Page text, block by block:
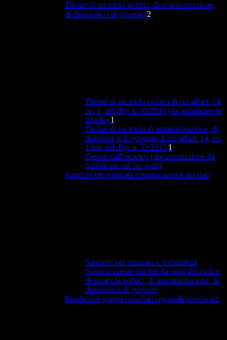
Titolari di incarichi politici, di amministrazione,
di direzione o di governo 2
Titolari di incarichi politici di cui all'art. 14,
co. 1, del dlgs n. 33/2013 (da pubblicare in
tabelle) 1
Titolari di incarichi di amministrazione, di
direzione o di governo di cui all'art. 14, co.
1-bis, del dlgs n. 33/2013 1
Cessati dall'incarico (documentazione da
pubblicare sul sito web)
Sanzioni per mancata comunicazione dei dati
Sanzioni per mancata o incompleta
comunicazione dei dati da parte dei titolari
di incarichi politici, di amministrazione, di
direzione o di governo
Rendiconti gruppi consiliari regionali/provinciali